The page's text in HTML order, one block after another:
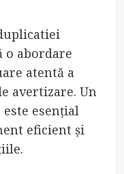
o abordare
atentă a
avertizare. Un
esențial
eficient și